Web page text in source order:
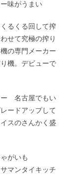
味がうまい
るくる回して搾
せて究極の搾り
の専門メーカー
機。デビューで
ー 名古屋でもい
ードアップして
スのさんかく盛
がいも
マンタイキッチ